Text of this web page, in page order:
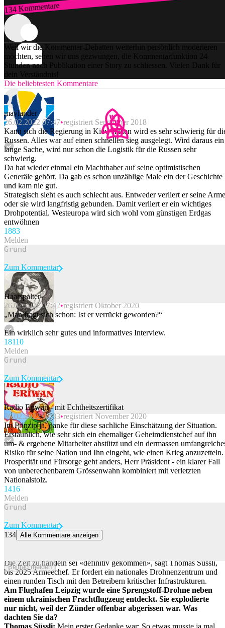
134 Kommentare
Zum Login
Weil wir die Kommentar-Debatten weiterhin persönlich moderieren
möchten, sehen wir uns gezwungen, die Kommentarfunktion 24
Stunden nach Publikation einer Story zu schliessen. Vielen Dank für
dein Verständnis!
Die beliebtesten Kommentare
maylander
26.02.2022 07:47 registriert September 2018
Kann sich die Regierung in Kiew halten wird es sehr schwierig für
Russen. Alles war auf einen schnellen sieg ausgelegt. Wird daraus ein
lange Sache, wird nur schon die Logistik für die Russen sehr
schwierig.
Da hat wieder einmal ein Machthaber auf seine optimistischen
Generäle gehört. Da gab es schon unzählige Male ein der Geschichte
und kam nie gut.
Strategisch sieht es auch schlecht aus. Entweder verliert er seine
oder sie wird langfristig gebunden. Damit verliert er ein wichtiges
Drohpotential. Westeuropa wird sich wohl vom günstigen Erdgas
entwöhnen
1883
Melden
Beitrag melden
Zum Kommentar
Haarspalter
26.02.2022 07:42 registriert Oktober 2020
„Man fragt sich schon: Ist er verrückt geworden?“
Ein wirklich sehr gutes und informatives Interview.
18110
Melden
Beitrag melden
Zum Kommentar
Radio Eriwan - mit Echtheitszertifikat
26.02.2022 07:33 registriert November 2020
Im Prinzip ja, danke für diese sachliche Einschätzung der Situation.
Erstaunlich, wie sehr sich ein ehemaliger Geheimdienstchef auf ihn
um- & ergebene Mitarbeiter abstützt und ein dermassen
Risiko für seine Nation und Ihn eingeht, wie einen Krieg anzuzetteln.
Prosperität und Fürsorge geht anders, Herr Präsident - ein klarer Fall
von unberechenbarem Grössenwahn kombiniert mit verletzten
Nationalstolz.
1416
Melden
Beitrag melden
Zum Kommentar
134 Alle Kommentare anzeigen
Die Zeit zu handeln sei «definitiv gekommen», sagt Thomas Süssli,
bis 2025 Armeechef. Er fordert ein nationales Drohnenzentrum und
einen runden Tisch mit den Betreibern kritischer Infrastrukturen.
Am Flughafen Leipzig wurde eine Sprengstoff-Drohne neben
einem ukrainischen Frachtflugzeug entdeckt. Sie explodierte
nur nicht, weil der Zünder offenbar abgerissen war. Was
dachten Sie da?
Thomas Süssli: Mein erster Gedanke war: So etwas musste ja mal